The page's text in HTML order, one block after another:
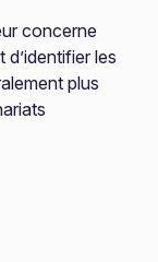
concerne
d’identifier les
plus